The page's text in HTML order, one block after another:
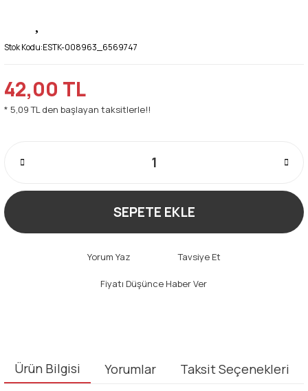
Stok Kodu:ESTK-008963_6569747
42,00 TL
* 5,09 TL den başlayan taksitlerle!!
SEPETE EKLE
Yorum Yaz Tavsiye Et
Fiyatı Düşünce Haber Ver
Ürün Bilgisi Yorumlar Taksit Seçenekleri